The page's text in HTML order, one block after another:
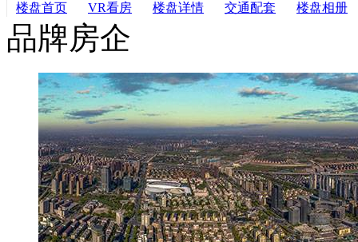
楼盘首页 VR看房 楼盘详情 交通配套 楼盘相册
品牌房企